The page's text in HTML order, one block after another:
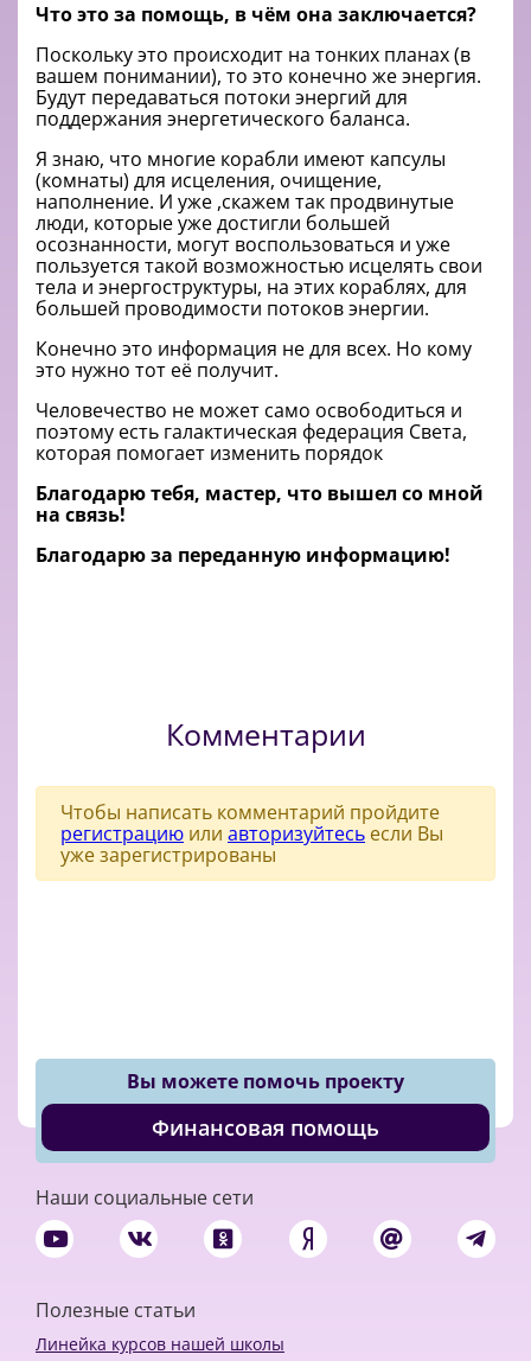
Что это за помощь, в чём она заключается?
Поскольку это происходит на тонких планах (в
вашем понимании), то это конечно же энергия.
Будут передаваться потоки энергий для
поддержания энергетического баланса.
Я знаю, что многие корабли имеют капсулы
(комнаты) для исцеления, очищение,
наполнение. И уже ,скажем так продвинутые
люди, которые уже достигли большей
осознанности, могут воспользоваться и уже
пользуется такой возможностью исцелять свои
тела и энергоструктуры, на этих кораблях, для
большей проводимости потоков энергии.
Конечно это информация не для всех. Но кому
это нужно тот её получит.
Человечество не может само освободиться и
поэтому есть галактическая федерация Света,
которая помогает изменить порядок
Благодарю тебя, мастер, что вышел со мной
на связь!
Благодарю за переданную информацию!
Комментарии
Чтобы написать комментарий пройдите
регистрацию или авторизуйтесь если Вы
уже зарегистрированы
Вы можете помочь проекту
Финансовая помощь
Наши социальные сети
Полезные статьи
Линейка курсов нашей школы